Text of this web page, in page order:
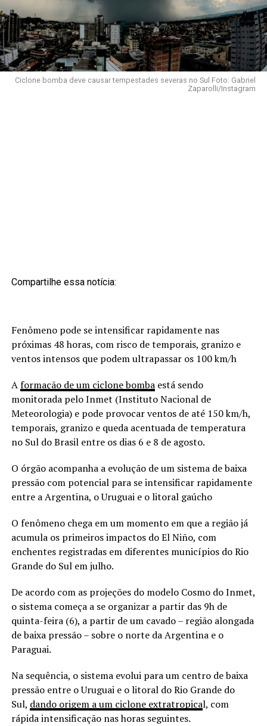
Ciclone bomba deve causar tempestades severas no Sul Foto: Gabriel
Zaparolli/Instagram
Compartilhe essa notícia:
Fenômeno pode se intensificar rapidamente nas
próximas 48 horas, com risco de temporais, granizo e
ventos intensos que podem ultrapassar os 100 km/h
Aformação de um ciclone bombaestá sendo
monitorada pelo Inmet (Instituto Nacional de
Meteorologia) e pode provocar ventos de até 150 km/h,
temporais, granizo e queda acentuada de temperatura
no Sul do Brasil entre os dias 6 e 8 de agosto.
O órgão acompanha a evolução de um sistema de baixa
pressão com potencial para se intensificar rapidamente
entre a Argentina, o Uruguai e o litoral gaúcho
O fenômeno chega em um momento em que a região já
acumula os primeiros impactos do El Niño, com
enchentes registradas em diferentes municípios do Rio
Grande do Sul em julho.
De acordo com as projeções do modelo Cosmo do Inmet,
o sistema começa a se organizar a partir das 9h de
quinta-feira (6), a partir de um cavado – região alongada
de baixa pressão – sobre o norte da Argentina e o
Paraguai.
Na sequência, o sistema evolui para um centro de baixa
pressão entre o Uruguai e o litoral do Rio Grande do
Sul, dando origem a um ciclone extratropical, com
rápida intensificação nas horas seguintes.